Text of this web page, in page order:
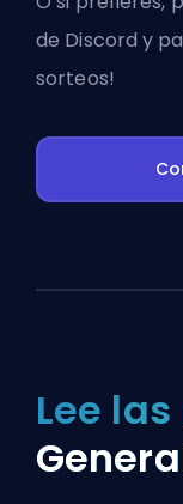
de Discord y
sorteos!
Lee